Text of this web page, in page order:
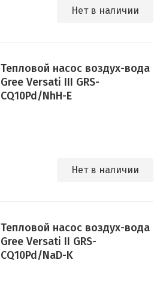
Нет в наличии
Тепловой насос воздух-вода
Gree Versati III GRS-
CQ10Pd/NhH-E
Нет в наличии
Тепловой насос воздух-вода
Gree Versati II GRS-
CQ10Pd/NaD-K